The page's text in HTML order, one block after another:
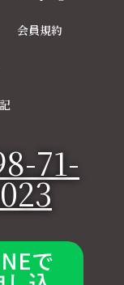
会員規約
71-
で